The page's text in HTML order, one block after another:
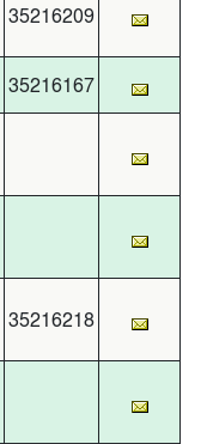
35216209
35216167
35216218